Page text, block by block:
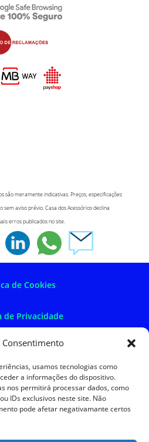
Consentimento
usamos tecnologias como
a informações do dispositivo.
nos permitirá processar dados, como
IDs exclusivos neste site. Não
pode afetar negativamante certos
são meramente indicativas. Preços, especificações
aviso prévio. Casa dos Acessórios declina
erros publicados no site.
de Cookies
de Privacidade
de Devoluções
e Condições
de Litígios